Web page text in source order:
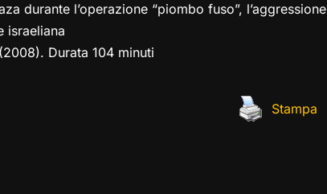
durante l’operazione “piombo fuso”, l’aggressione
israeliana
Durata 104 minuti
Stampa